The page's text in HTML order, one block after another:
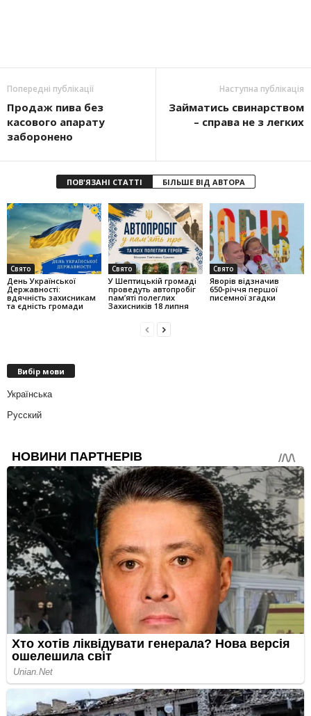
Попередні публікації
Продаж пива без
касового апарату
заборонено
Наступна публікація
Займатись свинарством
– справа не з легких
ПОВ'ЯЗАНІ СТАТТІ БІЛЬШЕ ВІД АВТОРА
Свято
День Української
Державності:
вдячність захисникам
та єдність громади
Свято
У Шептицькій громаді
проведуть автопробіг
пам’яті полеглих
Захисників 18 липня
Свято
Яворів відзначив
650‑річчя першої
писемної згадки
Вибір мови
Українська
Русский